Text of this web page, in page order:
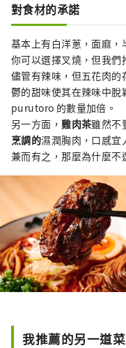
對食材的承諾
基本上有白洋蔥，面麻，
你可以選擇叉燒，但我們
儘管有辣味，但五花肉的
鬱的甜味使其在辣味中
purutoro 的數量加倍。
另一方面，雞肉茶雖然不
烹調的濕潤胸肉，口感宜
兼而有之，那麼為什麼不
我推薦的另一道